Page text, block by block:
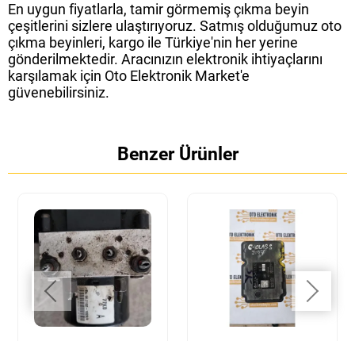
En uygun fiyatlarla, tamir görmemiş çıkma beyin
çeşitlerini sizlere ulaştırıyoruz. Satmış olduğumuz oto
çıkma beyinleri, kargo ile Türkiye'nin her yerine
gönderilmektedir. Aracınızın elektronik ihtiyaçlarını
karşılamak için Oto Elektronik Market'e
güvenebilirsiniz.
Benzer Ürünler